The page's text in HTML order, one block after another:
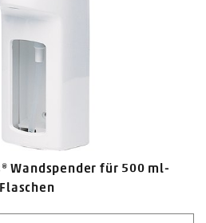
Wandspender für 500 ml-
Flaschen